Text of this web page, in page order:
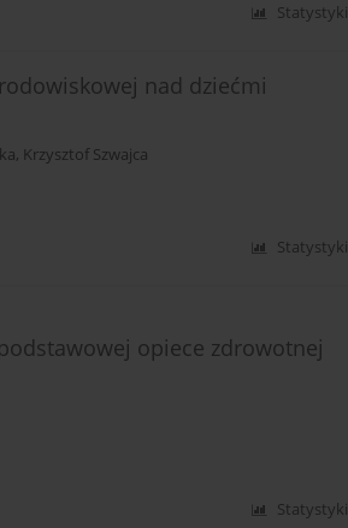
Statystyki
nad dziećmi
, Krzysztof Szwajca
Statystyki
opiece zdrowotnej
Statystyki